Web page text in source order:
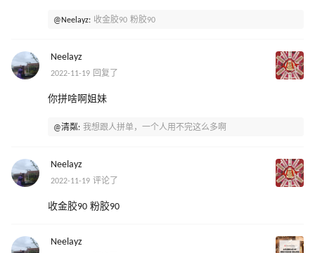
@Neelayz: 收金胶90 粉胶90
Neelayz
2022-11-19 回复了
你拼啥啊姐妹
@清粼: 我想跟人拼单，一个人用不完这么多啊
Neelayz
2022-11-19 评论了
收金胶90 粉胶90
Neelayz